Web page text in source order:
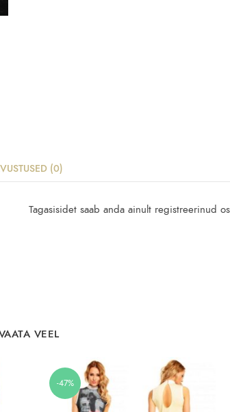
(0)
Tagasisidet saab anda ainult registreerinud
VEEL
-47%